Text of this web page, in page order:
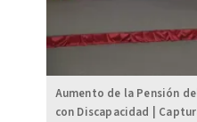
Aumento de la Pensión
con Discapacidad |